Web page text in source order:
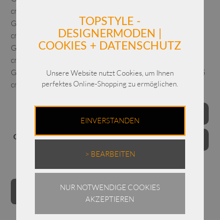
cm – Länge vorne 75 cm – Länge hinten 80 cm
Gr. M: einfache Brustweite 70 cm – einfache Hüftweite 61
cm – Länge vorne 75 cm – Länge hinten 80 cm
Gr. L: einfache Brustweite 72 cm – einfache Hüftweite 63
cm – Länge vorne 76 cm – Länge hinten 81 cm
Gr. XL: einfache Brustweite 75 cm – einfache Hüftweite 65
cm – Länge vorne 77 cm -Länge hinten 82 cm
Farben
Grössen
Annette
IN DEN WARENKORB
Alternative:
TOPSTYLE -
DESIGNERMODEN |
COOKIES + DATENSCHUTZ
Unsere Website nutzt Cookies, um Ihnen
perfektes Online-Shopping zu ermöglichen.
EINVERSTANDEN
> BEARBEITEN
NUR NOTWENDIGE COOKIES
AKZEPTIEREN